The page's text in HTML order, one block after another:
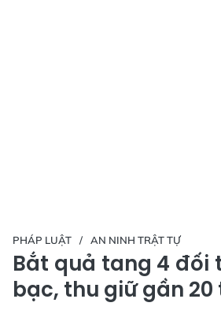
PHÁP LUẬT AN NINH TRẬT TỰ
Bắt quả tang 4 đối
bạc, thu giữ gần